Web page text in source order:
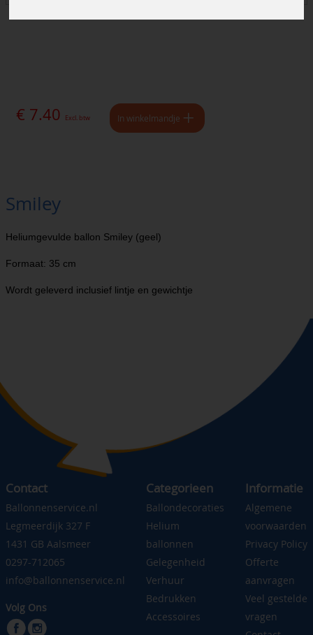
€ 7.40 Excl. btw In winkelmandje
Smiley
Heliumgevulde ballon Smiley (geel)
Formaat: 35 cm
Wordt geleverd inclusief lintje en gewichtje
Contact
Ballonnenservice.nl
Legmeerdijk 327 F
1431 GB Aalsmeer
0297-712065
info@ballonnenservice.nl
Volg Ons
Categorieen
Ballondecoraties
Helium
ballonnen
Gelegenheid
Verhuur
Bedrukken
Accessoires
Informatie
Algemene
voorwaarden
Privacy Policy
Offerte
aanvragen
Veel gestelde
vragen